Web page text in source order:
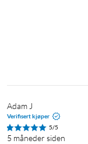
Adam J
Verifisert kjøper
5/5
5 måneder siden